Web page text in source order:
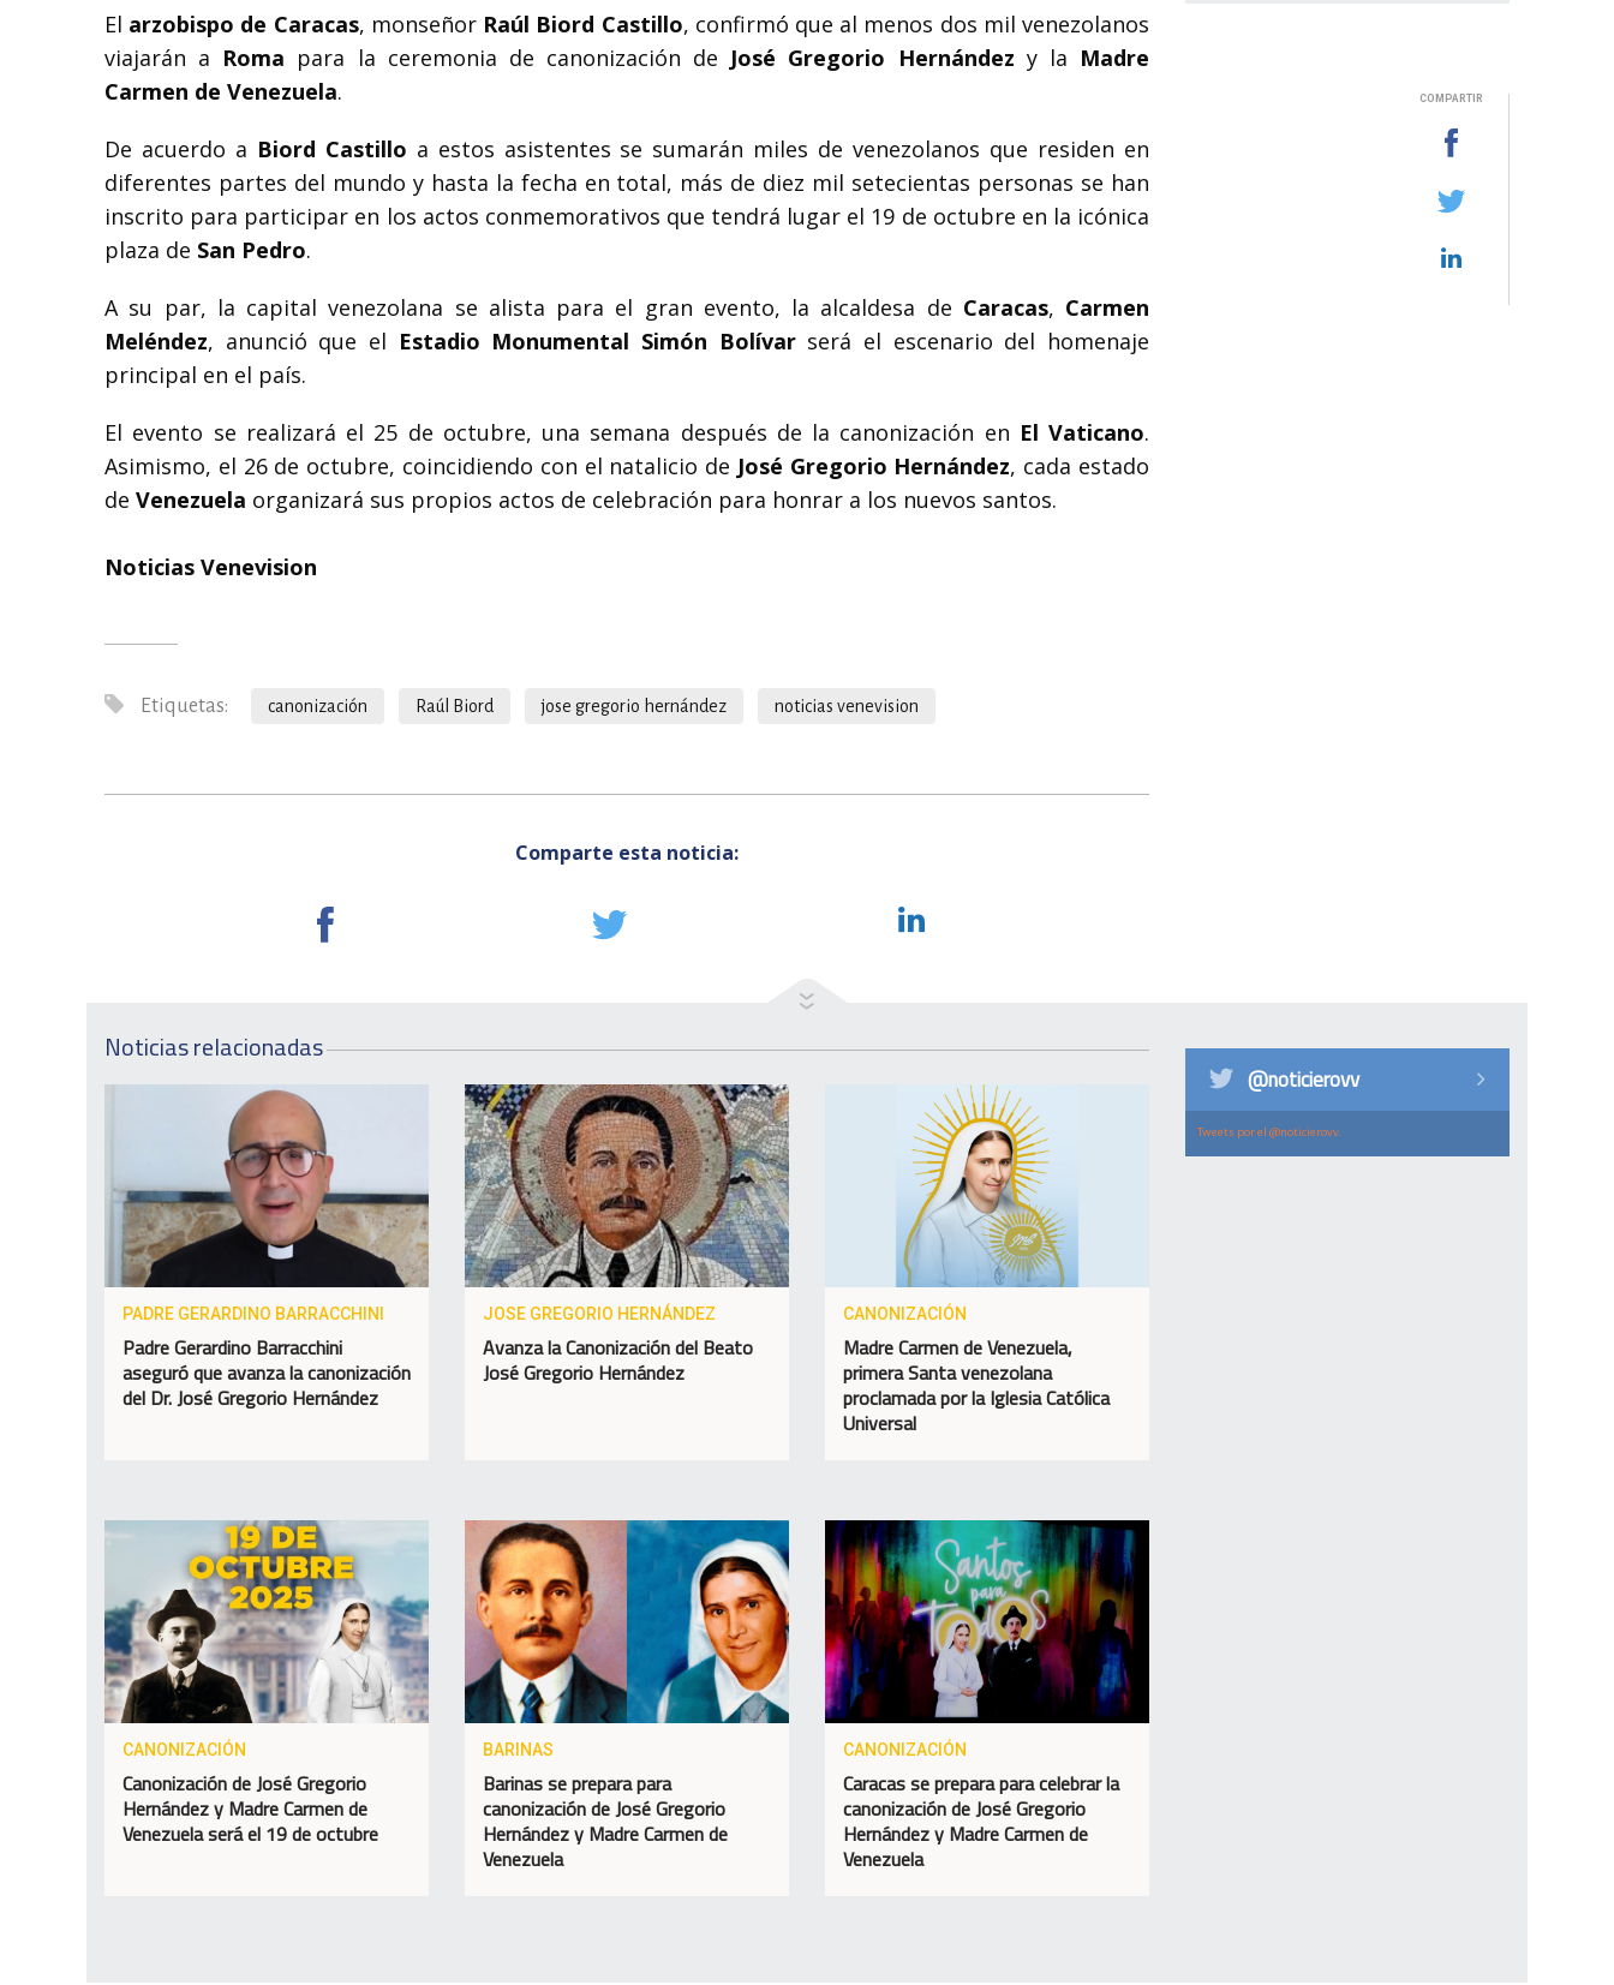
El arzobispo de Caracas, monseñor Raúl Biord Castillo, confirmó que al menos dos mil venezolanos
viajarán a Roma para la ceremonia de canonización de José Gregorio Hernández y la Madre
Carmen de Venezuela.
De acuerdo a Biord Castillo a estos asistentes se sumarán miles de venezolanos que residen en
diferentes partes del mundo y hasta la fecha en total, más de diez mil setecientas personas se han
inscrito para participar en los actos conmemorativos que tendrá lugar el 19 de octubre en la icónica
plaza de San Pedro.
A su par, la capital venezolana se alista para el gran evento, la alcaldesa de Caracas, Carmen
Meléndez, anunció que el Estadio Monumental Simón Bolívarserá el escenario del homenaje
principal en el país.
El evento se realizará el 25 de octubre, una semana después de la canonización en El Vaticano.
Asimismo, el 26 de octubre, coincidiendo con el natalicio de José Gregorio Hernández, cada estado
de Venezuela organizará sus propios actos de celebración para honrar a los nuevos santos.
Noticias Venevision
Etiquetas: canonización Raúl Biord jose gregorio hernández noticias venevision
Comparte esta noticia:
COMPARTIR
Noticias relacionadas
PADRE GERARDINO BARRACCHINI
Padre Gerardino Barracchini
aseguró que avanza la canonización
del Dr. José Gregorio Hernández
JOSE GREGORIO HERNÁNDEZ
Avanza la Canonización del Beato
José Gregorio Hernández
CANONIZACIÓN
Madre Carmen de Venezuela,
primera Santa venezolana
proclamada por la Iglesia Católica
Universal
CANONIZACIÓN
Canonización de José Gregorio
Hernández y Madre Carmen de
Venezuela será el 19 de octubre
BARINAS
Barinas se prepara para
canonización de José Gregorio
Hernández y Madre Carmen de
Venezuela
CANONIZACIÓN
Caracas se prepara para celebrar la
canonización de José Gregorio
Hernández y Madre Carmen de
Venezuela
@noticierovv
Tweets por el @noticierovv.